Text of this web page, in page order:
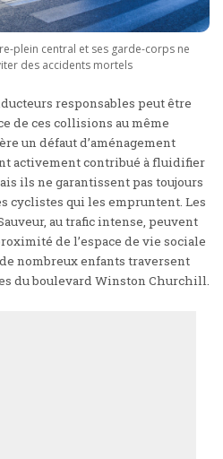
plein central et ses garde-corps ne
des accidents mortels
responsables peut être
de ces collisions au même
un défaut d’aménagement
activement contribué à fluidifier
ils ne garantissent pas toujours
cyclistes qui les empruntent. Les
au trafic intense, peuvent
de l’espace de vie sociale
nombreux enfants traversent
du boulevard Winston Churchill.